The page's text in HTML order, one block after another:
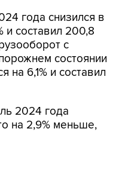
года снизился в
и составил 200,8
с
состоянии
на 6,1% и составил
2024 года
на 2,9% меньше,